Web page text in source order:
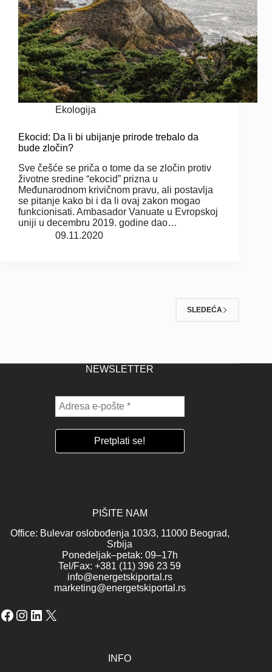
Ekologija
Ekocid: Da li bi ubijanje prirode trebalo da
bude zločin?
Sve češće se priča o tome da se zločin protiv
životne sredine “ekocid” prizna u
Međunarodnom krivičnom pravu, ali postavlja
se pitanje kako bi i da li ovaj zakon mogao
funkcionisati. Ambasador Vanuate u Evropskoj
uniji u decembru 2019. godine dao…
09.11.2020
SLEDEĆA
NEWSLETTER
PIŠITE NAM
Office: Bulevar oslobođenja 103/3, 11000 Beograd,
Srbija
Ponedeljak–petak: 09–17h
Tel/Fax: +381 (11) 396 23 59
info@energetskiportal.rs
marketing@energetskiportal.rs
Facebook
Instagram
LinkedIn
X
INFO